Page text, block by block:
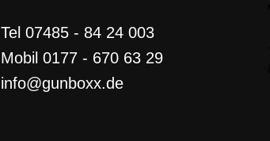
Tel 07485 - 84 24 003
Mobil 0177 - 670 63 29
info@gunboxx.de